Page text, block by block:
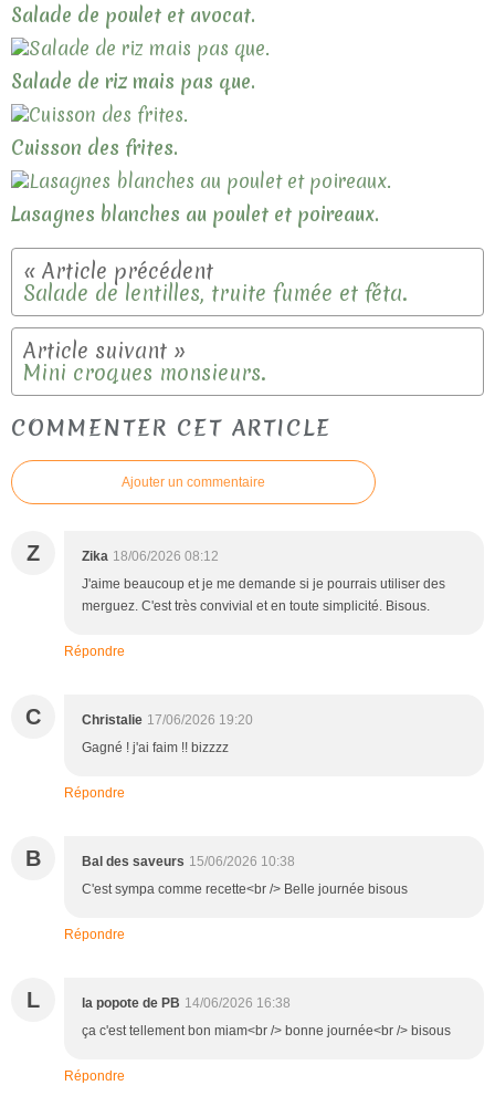
Salade de poulet et avocat.
Salade de riz mais pas que.
Cuisson des frites.
Lasagnes blanches au poulet et poireaux.
Salade de lentilles, truite fumée et féta.
Mini croques monsieurs.
COMMENTER CET ARTICLE
Ajouter un commentaire
Z Zika 18/06/2026 08:12
J'aime beaucoup et je me demande si je pourrais utiliser des
merguez. C'est très convivial et en toute simplicité. Bisous.
Répondre
C Christalie 17/06/2026 19:20
Gagné ! j'ai faim !! bizzzz
Répondre
B Bal des saveurs 15/06/2026 10:38
C'est sympa comme recette<br /> Belle journée bisous
Répondre
L la popote de PB 14/06/2026 16:38
ça c'est tellement bon miam<br /> bonne journée<br /> bisous
Répondre